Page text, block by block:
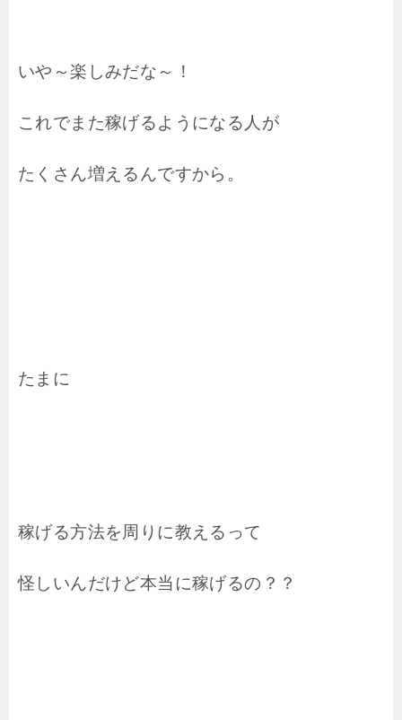
いや～楽しみだな～！
これでまた稼げるようになる人が
たくさん増えるんですから。
たまに
稼げる方法を周りに教えるって
怪しいんだけど本当に稼げるの？？